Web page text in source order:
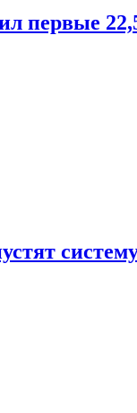
первые